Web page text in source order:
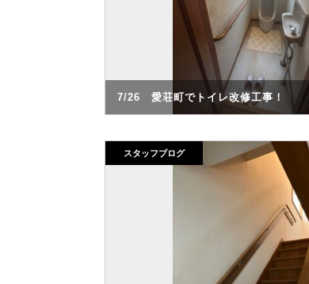
7/26 愛荘町でトイレ改修工事！
スタッフブログ